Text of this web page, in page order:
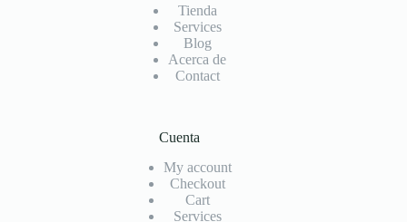
Tienda
Services
Blog
Acerca de
Contact
Cuenta
My account
Checkout
Cart
Services